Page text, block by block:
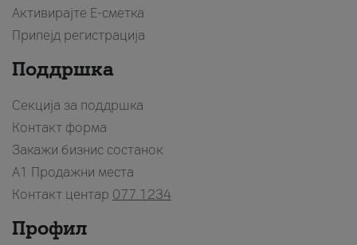
Активирајте Е-сметка
Припејд регистрација
Поддршка
Секција за поддршка
Контакт форма
Закажи бизнис состанок
A1 Продажни места
Контакт центар 077 1234
Профил